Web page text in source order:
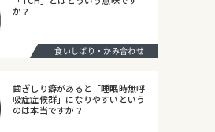
か？
食いしばり・かみ合わせ
歯ぎしり癖があると「睡眠時無呼
吸症症候群」になりやすいという
のは本当ですか？